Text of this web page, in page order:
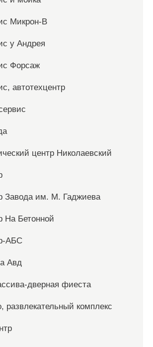
Микрон-В
у Андрея
Форсаж
автотехцентр
центр Николаевский
Завода им. М. Гаджиева
На Бетонной
АБС
Авд
дверная фиеста
развлекательный комплекс